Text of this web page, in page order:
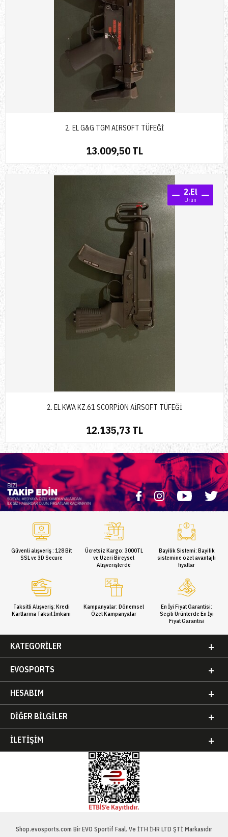
2. EL G&G TGM AIRSOFT TÜFEĞİ
13.009,50 TL
2.El
Ürün
2. EL KWA KZ.61 SCORPİON AİRSOFT TÜFEĞİ
12.135,73 TL
Güvenli alışveriş : 128 Bit
SSL ve 3D Secure
Ücretsiz Kargo: 3000TL
ve Üzeri Bireysel
Alışverişlerde
Bayilik Sistemi: Bayilik
sistemine özel avantajlı
fiyatlar
Taksitli Alışveriş: Kredi
Kartlarına Taksit İmkanı
Kampanyalar: Dönemsel
Özel Kampanyalar
En İyi Fiyat Garantisi:
Seçili Ürünlerde En İyi
Fiyat Garantisi
KATEGORILER
EVOSPORTS
HESABIM
DIĞER BILGILER
İLETIŞIM
Shop.evosports.com Bir EVO Sportif Faal. Ve İTH İHR LTD ŞTİ Markasıdır